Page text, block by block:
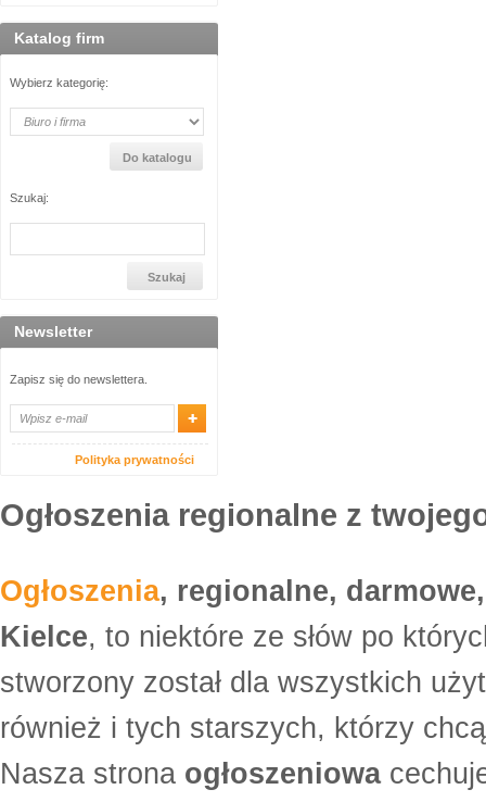
Katalog firm
Wybierz kategorię:
Szukaj:
Newsletter
Zapisz się do newslettera.
Polityka prywatności
Ogłoszenia regionalne z
Ogłoszenia, regionalne,
Kielce, to niektóre ze słów po
stworzony został dla wszystkich
również i tych starszych, którzy
Nasza strona ogłoszeniowa